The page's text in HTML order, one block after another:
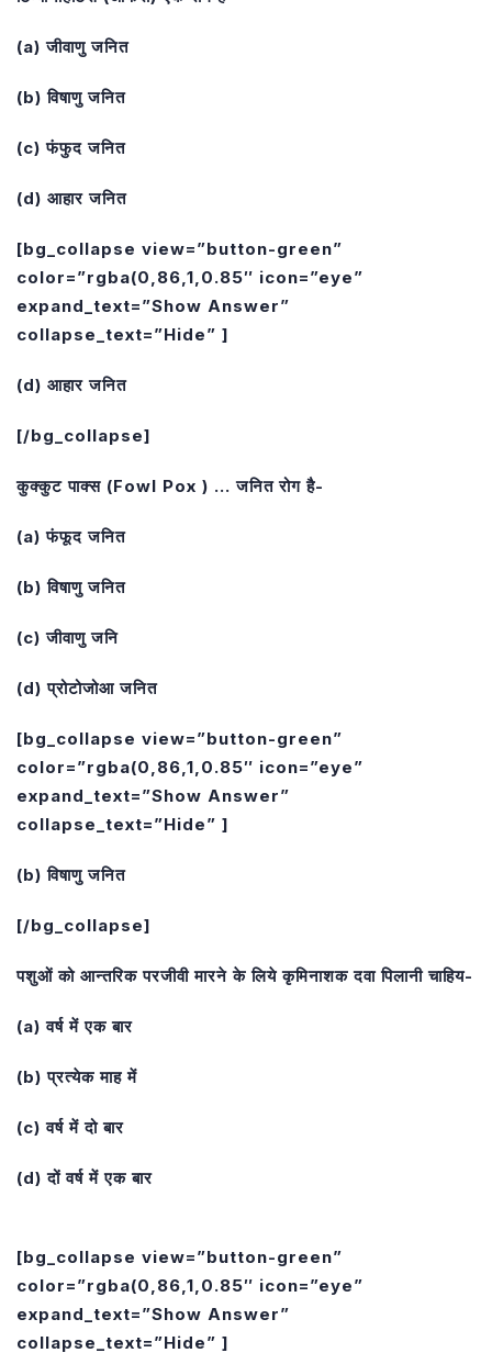
(a) जीवाणु जनित
(b) विषाणु जनित
(c) फंफुद जनित
(d) आहार जनित
[bg_collapse view=”button-green”
color=”rgba(0,86,1,0.85″ icon=”eye”
expand_text=”Show Answer”
collapse_text=”Hide” ]
(d) आहार जनित
[/bg_collapse]
कुक्कुट पाक्स (Fowl Pox ) … जनित रोग है-
(a) फंफूद जनित
(b) विषाणु जनित
(c) जीवाणु जनि
(d) प्रोटोजोआ जनित
[bg_collapse view=”button-green”
color=”rgba(0,86,1,0.85″ icon=”eye”
expand_text=”Show Answer”
collapse_text=”Hide” ]
(b) विषाणु जनित
[/bg_collapse]
पशुओं को आन्तरिक परजीवी मारने के लिये कृमिनाशक दवा पिलानी चाहिय-
(a) वर्ष में एक बार
(b) प्रत्येक माह में
(c) वर्ष में दो बार
(d) दों वर्ष में एक बार
[bg_collapse view=”button-green”
color=”rgba(0,86,1,0.85″ icon=”eye”
expand_text=”Show Answer”
collapse_text=”Hide” ]